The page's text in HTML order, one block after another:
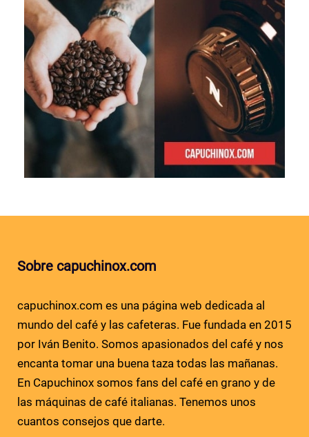
Sobre capuchinox.com
capuchinox.com es una página web dedicada al
mundo del café y las cafeteras. Fue fundada en 2015
por Iván Benito. Somos apasionados del café y nos
encanta tomar una buena taza todas las mañanas.
En Capuchinox somos fans del café en grano y de
las máquinas de café italianas. Tenemos unos
cuantos consejos que darte.